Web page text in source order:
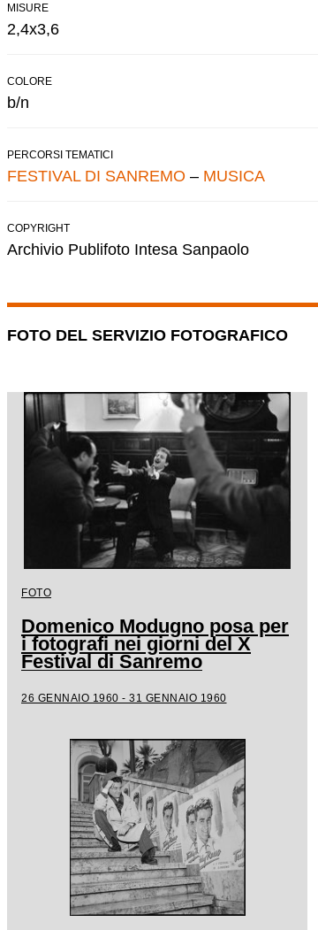
MISURE
2,4x3,6
COLORE
b/n
PERCORSI TEMATICI
FESTIVAL DI SANREMO – MUSICA
COPYRIGHT
Archivio Publifoto Intesa Sanpaolo
FOTO DEL SERVIZIO FOTOGRAFICO
FOTO
Domenico Modugno posa per
i fotografi nei giorni del X
Festival di Sanremo
26 GENNAIO 1960 - 31 GENNAIO 1960